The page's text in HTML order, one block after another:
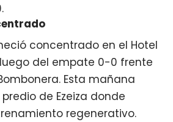
concentrado en el Hotel
del empate 0-0 frente
Esta mañana
de Ezeiza donde
regenerativo.